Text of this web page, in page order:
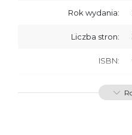
Rok wydania:
Liczba stron:
ISBN:
SKU: